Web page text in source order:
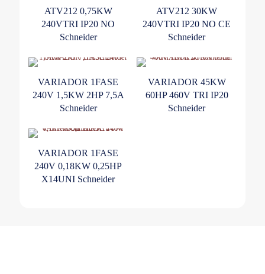
ATV212 0,75KW
240VTRI IP20 NO
Schneider
ATV212 30KW
240VTRI IP20 NO CE
Schneider
VARIADOR 1FASE
240V 1,5KW 2HP 7,5A
Schneider
VARIADOR 45KW
60HP 460V TRI IP20
Schneider
VARIADOR 1FASE
240V 0,18KW 0,25HP
X14UNI Schneider